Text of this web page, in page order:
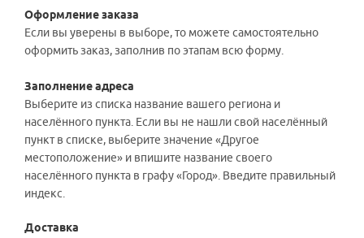
Оформление заказа
Если вы уверены в выборе, то можете самостоятельно
оформить заказ, заполнив по этапам всю форму.
Заполнение адреса
Выберите из списка название вашего региона и
населённого пункта. Если вы не нашли свой населённый
пункт в списке, выберите значение «Другое
местоположение» и впишите название своего
населённого пункта в графу «Город». Введите правильный
индекс.
Доставка